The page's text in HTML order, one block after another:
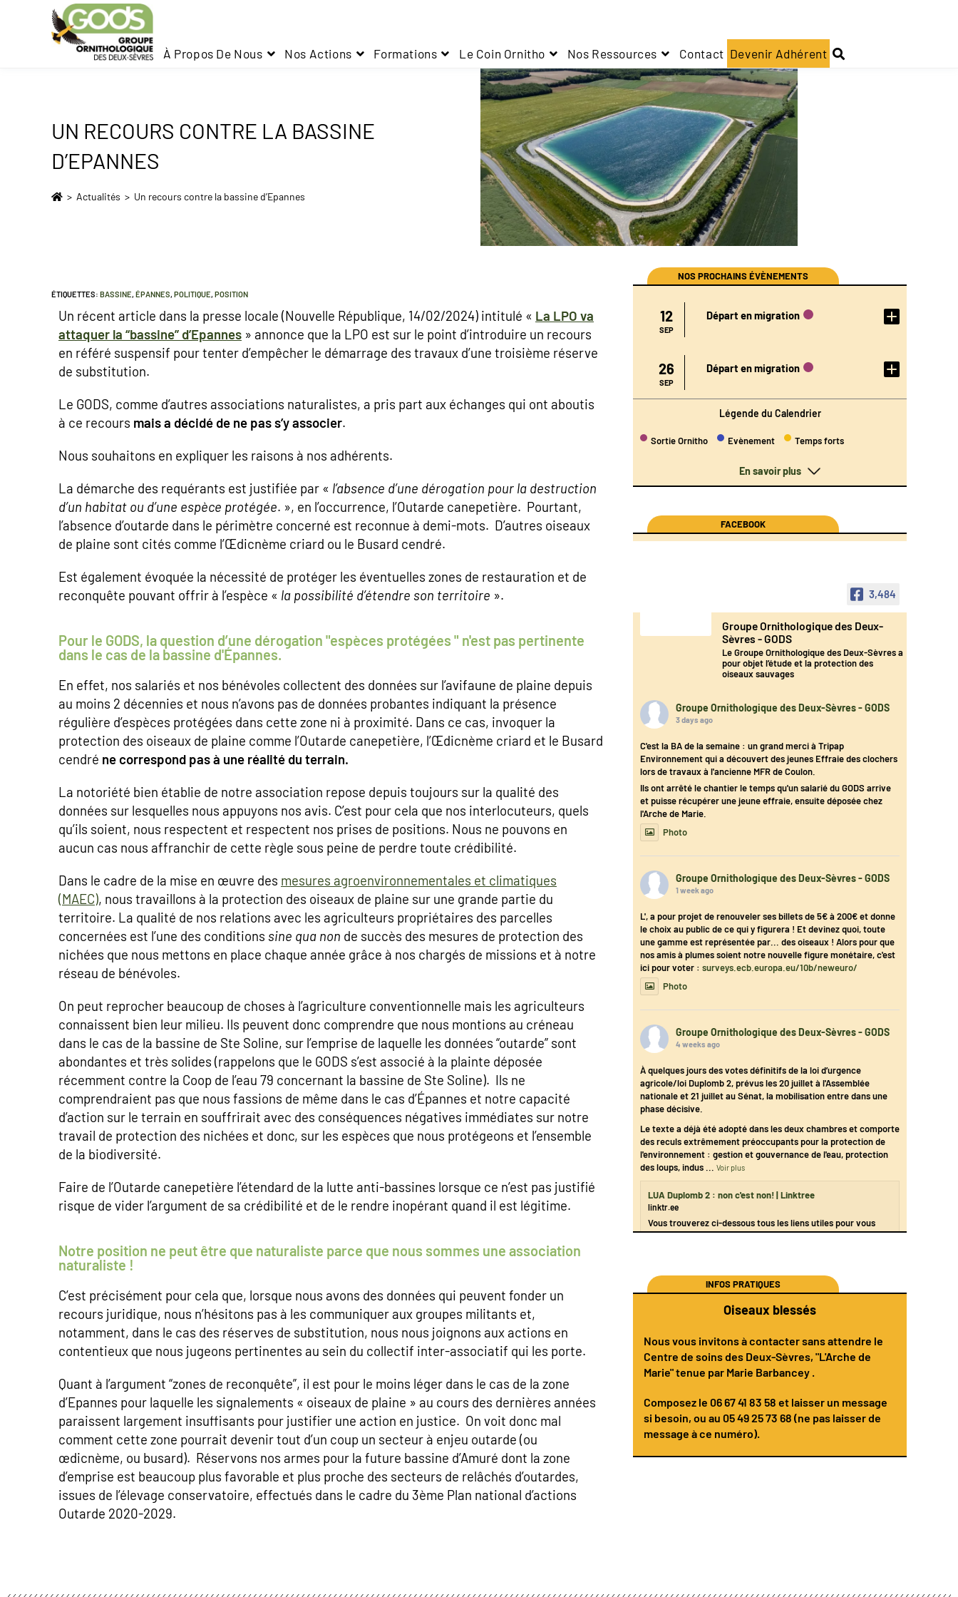
À Propos De Nous Nos Actions Formations Le Coin Ornitho Nos Ressources Contact Devenir Adhérent
UN RECOURS CONTRE LA BASSINE
D’EPANNES
> Actualités > Un recours contre la bassine d’Epannes
ÉTIQUETTES: BASSINE, ÉPANNES, POLITIQUE, POSITION
Un récent article dans la presse locale (Nouvelle République, 14/02/2024) intitulé « La LPO va
attaquer la “bassine” d’Epannes » annonce que la LPO est sur le point d’introduire un recours
en référé suspensif pour tenter d’empêcher le démarrage des travaux d’une troisième réserve
de substitution.
Le GODS, comme d’autres associations naturalistes, a pris part aux échanges qui ont aboutis
à ce recours maisa décidé de ne pas s’y associer.
Nous souhaitons en expliquer les raisons à nos adhérents.
La démarche des requérants est justifiée par « l’absence d’une dérogation pour la destruction
d’un habitat ou d’une espèce protégée. », en l’occurrence, l’Outarde canepetière. Pourtant,
l’absence d’outarde dans le périmètre concerné est reconnue à demi-mots. D’autres oiseaux
de plaine sont cités comme l’Œdicnème criard ou le Busard cendré.
Est également évoquée la nécessité de protéger les éventuelles zones de restauration et de
reconquête pouvant offrir à l’espèce « la possibilité d’étendre son territoire ».
Pour le GODS, la question d’une dérogation "espèces protégées " n'est pas pertinente
dans le cas de la bassine d'Épannes.
En effet, nos salariés et nos bénévoles collectent des données sur l’avifaune de plaine depuis
au moins 2 décennies et nous n’avons pas de données probantes indiquant la présence
régulière d’espèces protégées dans cette zone ni à proximité. Dans ce cas, invoquer la
protection des oiseaux de plaine comme l’Outarde canepetière, l’Œdicnème criard et le Busard
cendré ne correspond pas à une réalité du terrain.
La notoriété bien établie de notre association repose depuis toujours sur la qualité des
données sur lesquelles nous appuyons nos avis. C’est pour cela que nos interlocuteurs, quels
qu’ils soient, nous respectent et respectent nos prises de positions. Nous ne pouvons en
aucun cas nous affranchir de cette règle sous peine de perdre toute crédibilité.
Dans le cadre de la mise en œuvre des mesures agroenvironnementales et climatiques
(MAEC), nous travaillons à la protection des oiseaux de plaine sur une grande partie du
territoire. La qualité de nos relations avec les agriculteurs propriétaires des parcelles
concernées est l’une des conditions sine qua non de succès des mesures de protection des
nichées que nous mettons en place chaque année grâce à nos chargés de missions et à notre
réseau de bénévoles.
On peut reprocher beaucoup de choses à l’agriculture conventionnelle mais les agriculteurs
connaissent bien leur milieu. Ils peuvent donc comprendre que nous montions au créneau
dans le cas de la bassine de Ste Soline, sur l’emprise de laquelle les données “outarde” sont
abondantes et très solides (rappelons que le GODS s’est associé à la plainte déposée
récemment contre la Coop de l’eau 79 concernant la bassine de Ste Soline). Ils ne
comprendraient pas que nous fassions de même dans le cas d’Épannes et notre capacité
d’action sur le terrain en souffrirait avec des conséquences négatives immédiates sur notre
travail de protection des nichées et donc, sur les espèces que nous protégeons et l’ensemble
de la biodiversité.
Faire de l’Outarde canepetière l’étendard de la lutte anti-bassines lorsque ce n’est pas justifié
risque de vider l’argument de sa crédibilité et de le rendre inopérant quand il est légitime.
Notre position ne peut être que naturaliste parce que nous sommes une association
naturaliste !
C’est précisément pour cela que, lorsque nous avons des données qui peuvent fonder un
recours juridique, nous n’hésitons pas à les communiquer aux groupes militants et,
notamment, dans le cas des réserves de substitution, nous nous joignons aux actions en
contentieux que nous jugeons pertinentes au sein du collectif inter-associatif qui les porte.
Quant à l’argument “zones de reconquête”, il est pour le moins léger dans le cas de la zone
d’Epannes pour laquelle les signalements « oiseaux de plaine » au cours des dernières années
paraissent largement insuffisants pour justifier une action en justice. On voit donc mal
comment cette zone pourrait devenir tout d’un coup un secteur à enjeu outarde (ou
œdicnème, ou busard). Réservons nos armes pour la future bassine d’Amuré dont la zone
d’emprise est beaucoup plus favorable et plus proche des secteurs de relâchés d’outardes,
issues de l’élevage conservatoire, effectués dans le cadre du 3ème Plan national d’actions
Outarde 2020-2029.
NOS PROCHAINS ÉVÈNEMENTS
12
SEP
Départ en migration
DE
L'ÉVÉN
26
SEP
Départ en migration
DE
L'ÉVÉN
Légende du Calendrier
Sortie Ornitho Evènement Temps forts
En savoir plus
FACEBOOK
3,484
Groupe Ornithologique des Deux-
Sèvres - GODS
Le Groupe Ornithologique des Deux-Sèvres a
pour objet l’étude et la protection des
oiseaux sauvages
Groupe Ornithologique des Deux-Sèvres - GODS
3 days ago
C'est la BA de la semaine : un grand merci à Tripap
Environnement qui a découvert des jeunes Effraie des clochers
lors de travaux à l'ancienne MFR de Coulon.
Ils ont arrêté le chantier le temps qu'un salarié du GODS arrive
et puisse récupérer une jeune effraie, ensuite déposée chez
l'Arche de Marie.
Photo
Groupe Ornithologique des Deux-Sèvres - GODS
1 week ago
L', a pour projet de renouveler ses billets de 5€ à 200€ et donne
le choix au public de ce qui y figurera ! Et devinez quoi, toute
une gamme est représentée par... des oiseaux ! Alors pour que
nos amis à plumes soient notre nouvelle figure monétaire, c'est
ici pour voter : surveys.ecb.europa.eu/10b/neweuro/
Photo
Groupe Ornithologique des Deux-Sèvres - GODS
4 weeks ago
À quelques jours des votes définitifs de la loi d’urgence
agricole/loi Duplomb 2, prévus les 20 juillet à l'Assemblée
nationale et 21 juillet au Sénat, la mobilisation entre dans une
phase décisive.
Le texte a déjà été adopté dans les deux chambres et comporte
des reculs extrêmement préoccupants pour la protection de
l'environnement : gestion et gouvernance de l'eau, protection
des loups, indus
Voir plus
LUA Duplomb 2 : non c'est non! | Linktree
linktr.ee
Vous trouverez ci-dessous tous les liens utiles pour vous
mobiliser contre ces reculs. Des outils par les associations,
INFOS PRATIQUES
Oiseaux blessés
Nous vous invitons à contacter sans attendre le
Centre de soins des Deux-Sèvres, "L'Arche de
Marie" tenue par Marie Barbancey .
Composez le 06 67 41 83 58 et laisser un message
si besoin, ou au 05 49 25 73 68 (ne pas laisser de
message à ce numéro).